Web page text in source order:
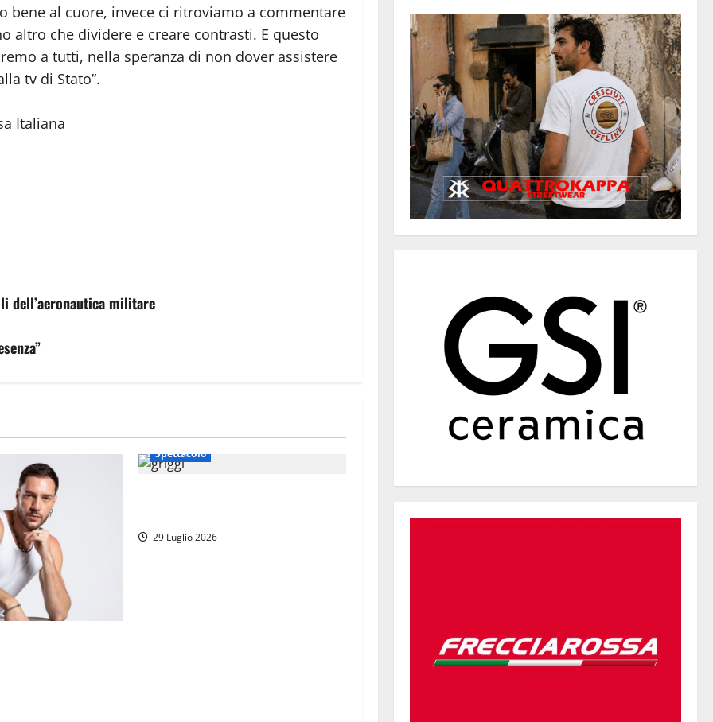
bene al cuore, invece ci ritroviamo a commentare
altro che dividere e creare contrasti. E questo
a tutti, nella speranza di non dover assistere
tv di Stato”.
Italiana
dell’aeronautica militare
Spettacolo
29 Luglio 2026